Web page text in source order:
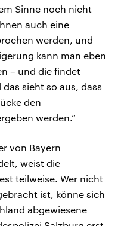
Sinne noch nicht
auch eine
werden, und
kann man eben
– und die findet
sieht so aus, dass
den
werden.“
von Bayern
weist die
teilweise. Wer nicht
ist, könne sich
abgewiesene